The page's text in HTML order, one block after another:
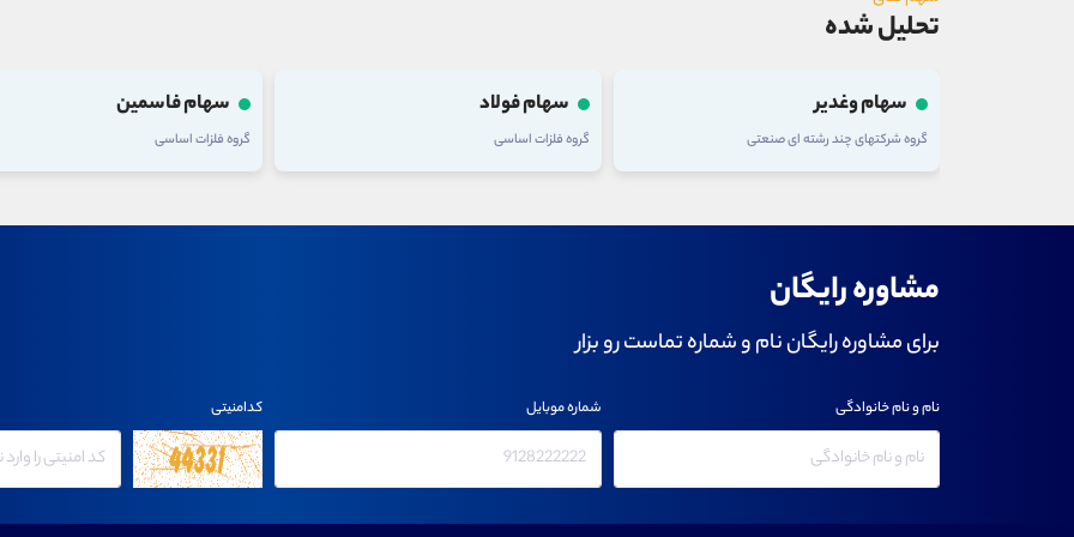
تحلیل شده
سهام وغدیر
گروه شرکتهای چند رشته ای صنعتی
سهام فولاد
گروه فلزات اساسی
سهام فاسمین
گروه فلزات اساسی
مشاوره رایگان
برای مشاوره رایگان نام و شماره تماست رو بزار
نام و نام خانوادگی شماره موبایل کدامنیتی